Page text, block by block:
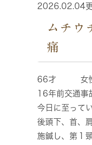
2026.02.04
ムチウ
痛
66才 女
16年前交通事
今日に至って
後頭下、首、
施鍼し、第１